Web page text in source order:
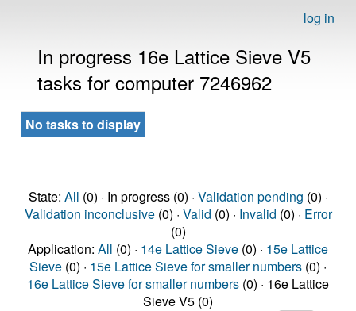
log in
In progress 16e Lattice Sieve V5
tasks for computer 7246962
No tasks to display
State: All (0) · In progress (0) · Validation pending (0) ·
Validation inconclusive(0) · Valid (0) · Invalid (0) · Error
(0)
Application: All (0) · 14e Lattice Sieve (0) · 15e Lattice
Sieve (0) · 15e Lattice Sieve for smaller numbers (0) ·
16e Lattice Sieve for smaller numbers (0) · 16e Lattice
Sieve V5 (0)